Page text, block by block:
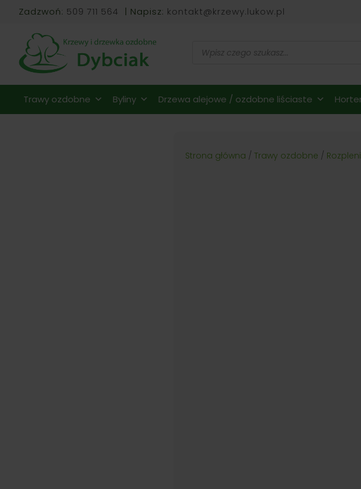
Zadzwoń: 509 711 564 | Napisz: kontakt@krzewy.lukow.pl
produktów
Trawy ozdobne Byliny Drzewa alejowe / ozdobne liściaste
Strona główna / Trawy ozdobne /